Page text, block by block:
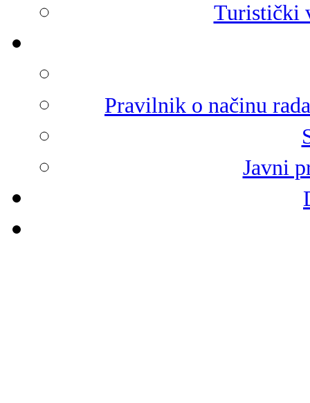
Turistički
Pravilnik o načinu
Javni